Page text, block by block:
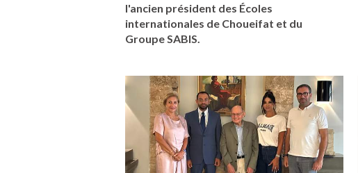
l'ancien président des Écoles
internationales de Choueifat et du
Groupe SABIS.